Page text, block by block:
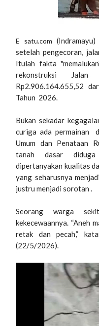
E satu.com
setelah pengecoran,
Itulah fakta
rekonstruksi Jalan
Rp2.906.164.655,52
Tahun 2026.
Bukan sekadar
curiga ada permainan
Umum dan Penataan
tanah dasar diduga
dipertanyakan kualitas
yang seharusnya
justru menjadi sorotan .
Seorang warga
kekecewaannya. “Aneh
retak dan pecah,”
(22/5/2026).